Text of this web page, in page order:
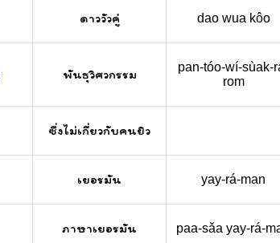
ดาววัวคู่ dao wua kôo
พันธุวิศวกรรม
pan-tóo-wí-sùak-
rom
ซึ่งไม่เกี่ยวกับคนยิว
เยอรมัน yay-rá-man
ภาษาเยอรมัน paa-sǎa yay-rá-